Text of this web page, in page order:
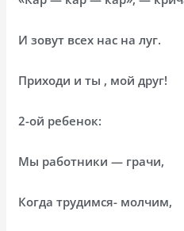
И зовут всех нас на луг.
Приходи и ты , мой друг!
2-ой ребенок:
Мы работники — грачи,
Когда трудимся- молчим,